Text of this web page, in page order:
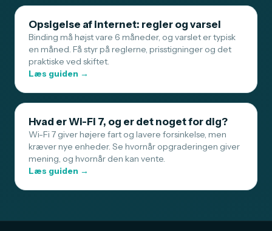
Opsigelse af internet: regler og varsel
Binding må højst vare 6 måneder, og varslet er typisk
en måned. Få styr på reglerne, prisstigninger og det
praktiske ved skiftet.
Læs guiden →
Hvad er Wi-Fi 7, og er det noget for dig?
Wi-Fi 7 giver højere fart og lavere forsinkelse, men
kræver nye enheder. Se hvornår opgraderingen giver
mening, og hvornår den kan vente.
Læs guiden →